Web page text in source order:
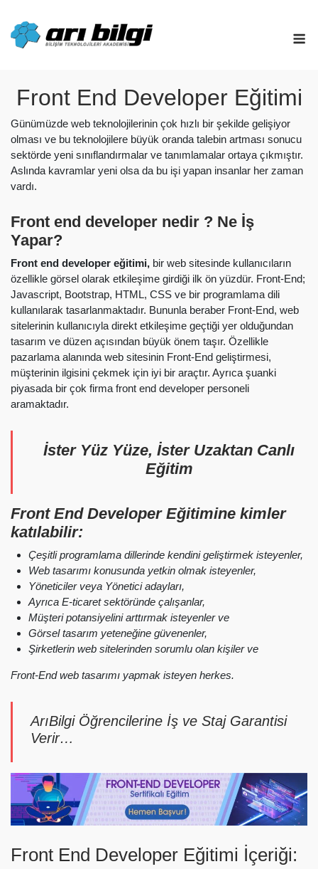
content
Front End Developer Eğitimi
Günümüzde web teknolojilerinin çok hızlı bir şekilde gelişiyor
olması ve bu teknolojilere büyük oranda talebin artması sonucu
sektörde yeni sınıflandırmalar ve tanımlamalar ortaya çıkmıştır.
Aslında kavramlar yeni olsa da bu işi yapan insanlar her zaman
vardı.
Front end developer nedir ? Ne İş
Yapar?
Front end developer eğitimi, bir web sitesinde kullanıcıların
özellikle görsel olarak etkileşime girdiği ilk ön yüzdür. Front-End;
Javascript, Bootstrap, HTML, CSS ve bir programlama dili
kullanılarak tasarlanmaktadır. Bununla beraber Front-End, web
sitelerinin kullanıcıyla direkt etkileşime geçtiği yer olduğundan
tasarım ve düzen açısından büyük önem taşır. Özellikle
pazarlama alanında web sitesinin Front-End geliştirmesi,
müşterinin ilgisini çekmek için iyi bir araçtır. Ayrıca şuanki
piyasada bir çok firma front end developer personeli
aramaktadır.
İster Yüz Yüze, İster Uzaktan Canlı
Eğitim
Front End Developer Eğitimine kimler
katılabilir:
Çeşitli programlama dillerinde kendini geliştirmek isteyenler,
Web tasarımı konusunda yetkin olmak isteyenler,
Yöneticiler veya Yönetici adayları,
Ayrıca E-ticaret sektöründe çalışanlar,
Müşteri potansiyelini arttırmak isteyenler ve
Görsel tasarım yeteneğine güvenenler,
Şirketlerin web sitelerinden sorumlu olan kişiler ve
Front-End web tasarımı yapmak isteyen herkes.
ArıBilgi Öğrencilerine İş ve Staj Garantisi
Verir…
Front End Developer Eğitimi İçeriği: